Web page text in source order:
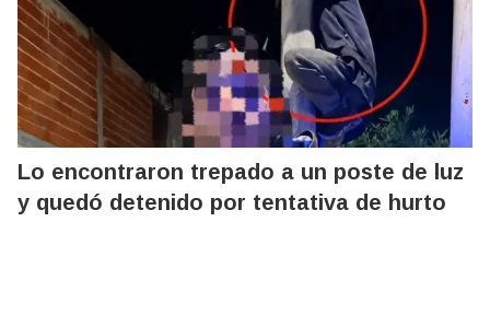
Lo encontraron trepado a un poste de luz
y quedó detenido por tentativa de hurto